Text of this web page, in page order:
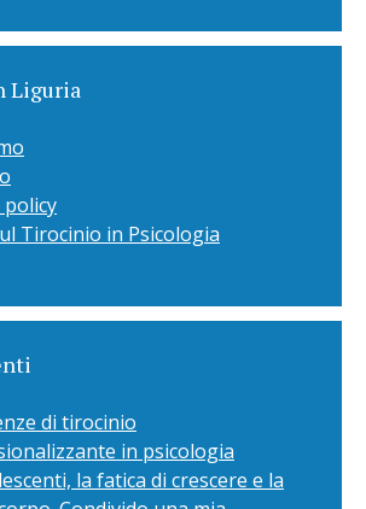
Liguria
policy
Tirocinio in Psicologia
di tirocinio
in psicologia
la fatica di crescere e la